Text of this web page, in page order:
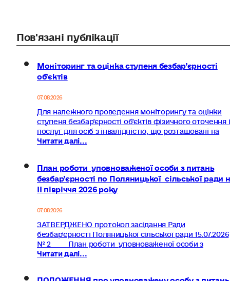
Пов'язані публікації
Моніторинг та оцінка ступеня безбар’єрності
об’єктів
07.08.2026
Для належного проведення моніторингу та оцінки
ступеня безбар’єрності об’єктів фізичного оточення і
послуг для осіб з інвалідністю, що розташовані на
Читати далі...
План роботи уповноваженої особи з питань
безбар’єрності по Поляницької сільської ради
ІІ півріччя 2026 року
07.08.2026
ЗАТВЕРДЖЕНО протокол засідання Ради
безбар’єрності Поляницької сільської ради 15.07.2026
№ 2 План роботи уповноваженої особи з
Читати далі...